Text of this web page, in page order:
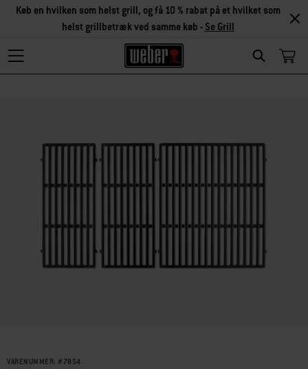
Search
Køb en hvilken som helst grill, og få 10 % rabat på et hvilket som
helst grillbetræk ved samme køb - Se Grill
VARENUMMER: # 7854